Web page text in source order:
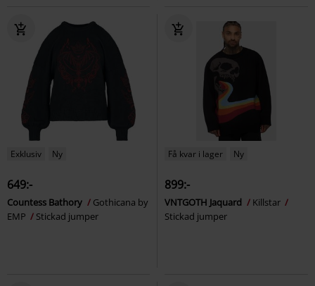
Exklusiv Ny
649:-
Countess Bathory
Gothicana by
EMP
Stickad jumper
Få kvar i lager Ny
899:-
VNTGOTH Jaquard
Killstar
Stickad jumper